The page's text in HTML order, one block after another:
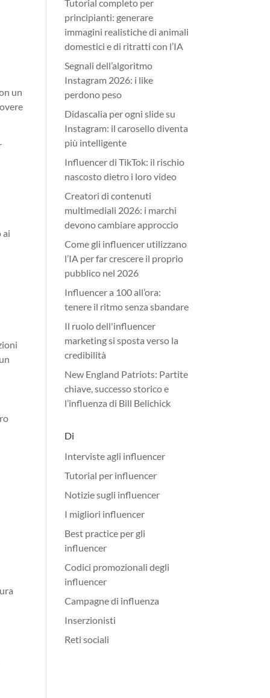
un
ai
Tutorial completo per
principianti: generare
immagini realistiche di animali
domestici e di ritratti con l’IA
Segnali dell’algoritmo
Instagram 2026: i like
perdono peso
Didascalia per ogni slide su
Instagram: il carosello diventa
più intelligente
Influencer di TikTok: il rischio
nascosto dietro i loro video
Creatori di contenuti
multimediali 2026: i marchi
devono cambiare approccio
Come gli influencer utilizzano
l’IA per far crescere il proprio
pubblico nel 2026
Influencer a 100 all’ora:
tenere il ritmo senza sbandare
Il ruolo dell'influencer
marketing si sposta verso la
credibilità
New England Patriots: Partite
chiave, successo storico e
l’influenza di Bill Belichick
Di
Interviste agli influencer
Tutorial per influencer
Notizie sugli influencer
I migliori influencer
Best practice per gli
influencer
Codici promozionali degli
influencer
Campagne di influenza
Inserzionisti
Reti sociali